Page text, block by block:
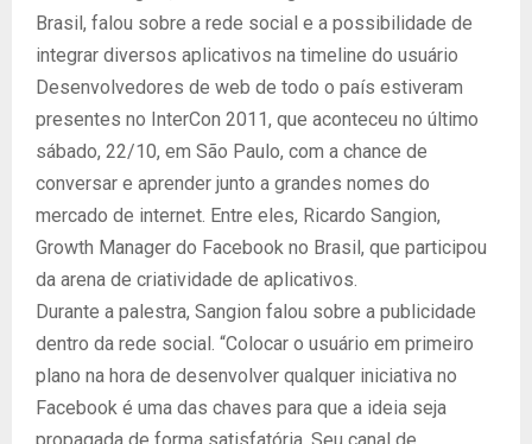
Brasil, falou sobre a rede social e a possibilidade de
integrar diversos aplicativos na timeline do usuário
Desenvolvedores de web de todo o país estiveram
presentes no InterCon 2011, que aconteceu no último
sábado, 22/10, em São Paulo, com a chance de
conversar e aprender junto a grandes nomes do
mercado de internet. Entre eles, Ricardo Sangion,
Growth Manager do Facebook no Brasil, que participou
da arena de criatividade de aplicativos.
Durante a palestra, Sangion falou sobre a publicidade
dentro da rede social. “Colocar o usuário em primeiro
plano na hora de desenvolver qualquer iniciativa no
Facebook é uma das chaves para que a ideia seja